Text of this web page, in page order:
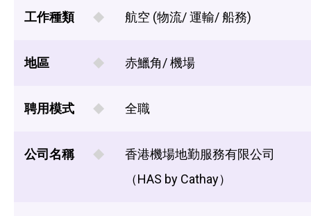
工作種類 航空 (物流/ 運輸/ 船務)
地區 赤鱲角/ 機場
聘用模式 全職
公司名稱
香港機場地勤服務有限公司
（HAS by Cathay）